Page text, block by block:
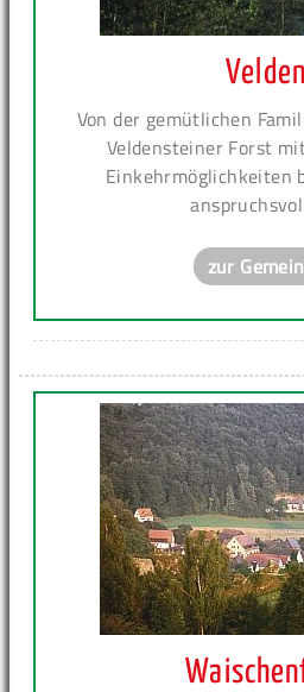
Velden
Von der gemütlichen
Veldensteiner Forst
Einkehrmöglichkeiten
zur